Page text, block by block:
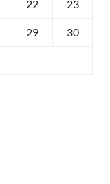
22 23
29 30